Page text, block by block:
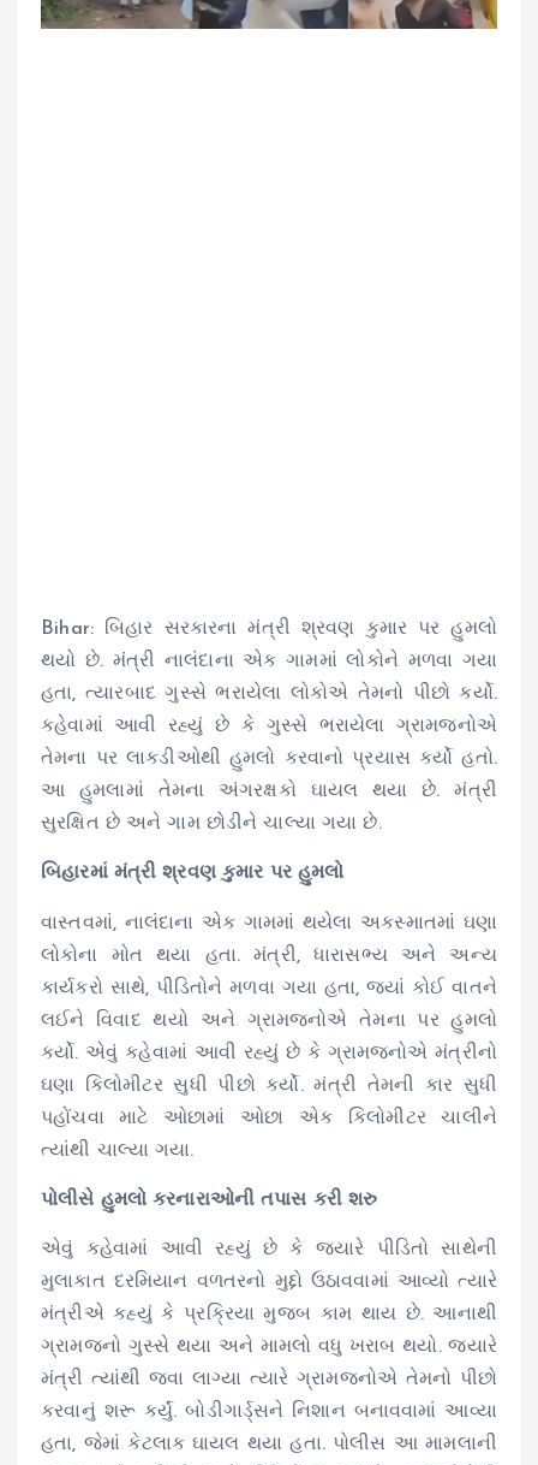
Bihar: બિહાર સરકારના મંત્રી શ્રવણ કુમાર પર હુમલો
થયો છે. મંત્રી નાલંદાના એક ગામમાં લોકોને મળવા ગયા
હતા, ત્યારબાદ ગુસ્સે ભરાયેલા લોકોએ તેમનો પીછો કર્યો.
કહેવામાં આવી રહ્યું છે કે ગુસ્સે ભરાયેલા ગ્રામજનોએ
તેમના પર લાકડીઓથી હુમલો કરવાનો પ્રયાસ કર્યો હતો.
આ હુમલામાં તેમના અંગરક્ષકો ઘાયલ થયા છે. મંત્રી
સુરક્ષિત છે અને ગામ છોડીને ચાલ્યા ગયા છે.
બિહારમાં મંત્રી શ્રવણ કુમાર પર હુમલો
વાસ્તવમાં, નાલંદાના એક ગામમાં થયેલા અકસ્માતમાં ઘણા
લોકોના મોત થયા હતા. મંત્રી, ધારાસભ્ય અને અન્ય
કાર્યકરો સાથે, પીડિતોને મળવા ગયા હતા, જ્યાં કોઈ વાતને
લઈને વિવાદ થયો અને ગ્રામજનોએ તેમના પર હુમલો
કર્યો. એવું કહેવામાં આવી રહ્યું છે કે ગ્રામજનોએ મંત્રીનો
ઘણા કિલોમીટર સુધી પીછો કર્યો. મંત્રી તેમની કાર સુધી
પહોંચવા માટે ઓછામાં ઓછા એક કિલોમીટર ચાલીને
ત્યાંથી ચાલ્યા ગયા.
પોલીસે હુમલો કરનારાઓની તપાસ કરી શરુ
એવું કહેવામાં આવી રહ્યું છે કે જ્યારે પીડિતો સાથેની
મુલાકાત દરમિયાન વળતરનો મુદ્દો ઉઠાવવામાં આવ્યો ત્યારે
મંત્રીએ કહ્યું કે પ્રક્રિયા મુજબ કામ થાય છે. આનાથી
ગ્રામજનો ગુસ્સે થયા અને મામલો વધુ ખરાબ થયો. જ્યારે
મંત્રી ત્યાંથી જવા લાગ્યા ત્યારે ગ્રામજનોએ તેમનો પીછો
કરવાનું શરૂ કર્યું. બોડીગાર્ડ્સને નિશાન બનાવવામાં આવ્યા
હતા, જેમાં કેટલાક ઘાયલ થયા હતા. પોલીસ આ મામલાની